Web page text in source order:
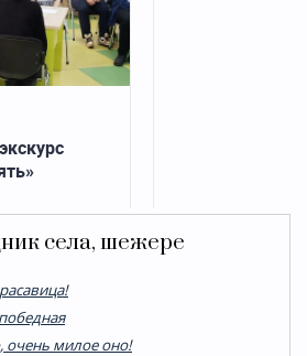
села, шежере
очень милое оно!